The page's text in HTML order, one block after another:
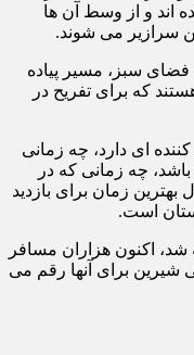
اند و از وسط آن ها
سرازیر می شوند.
فضای سبز، مسیر پیاده
که برای تفریح در
ای دارد، چه زمانی
چه زمانی که در
زمان برای بازدید
است.
اکنون هزاران مسافر
برای آنها رقم می